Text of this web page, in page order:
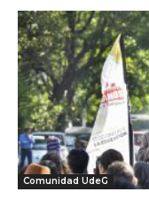
Comunidad UdeG